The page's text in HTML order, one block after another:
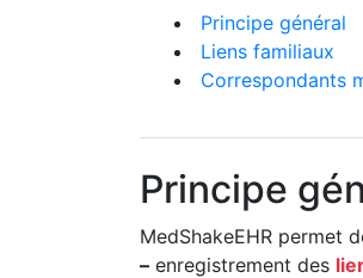
Principe général
Liens familiaux
Correspondants
Principe
MedShakeEHR permet
– enregistrement des